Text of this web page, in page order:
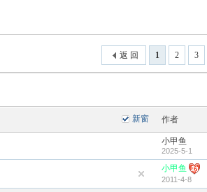
1 2 3
返 回
新窗 作者
小甲鱼
2025-5-1
小甲鱼
2011-4-8